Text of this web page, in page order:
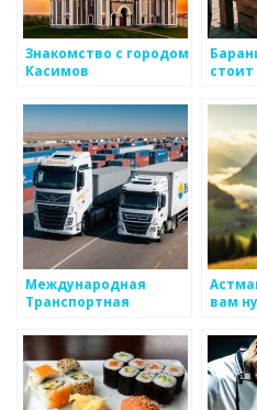
Знакомство с городом
Касимов
в
Международная
Транспортная
Казахстане: Eurasian
Bridge — Ваш
Надежный Партнер
вам